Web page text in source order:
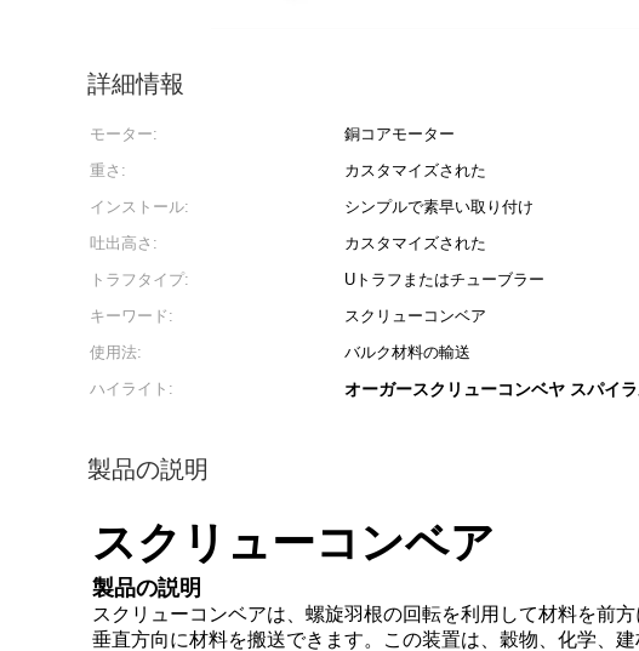
詳細情報
モーター: 銅コアモーター
重さ:
カスタマイズされた
インストール:
シンプルで素早い取り付け
吐出高さ:
カスタマイズされた
トラフタイプ:
Uトラフまたはチューブラー
キーワード:
スクリューコンベア
使用法:
バルク材料の輸送
ハイライト:
オーガースクリューコンベヤ スパイ
製品の説明
スクリューコンベア
製品の説明
スクリューコンベアは、螺旋羽根の回転を利用して材料を前
垂直方向に材料を搬送できます。この装置は、穀物、化学、